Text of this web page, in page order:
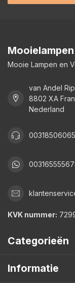
Mooie Lampen en
van Andel
8802 XA
Nederland
KVK nummer:
Categorieën
Informatie